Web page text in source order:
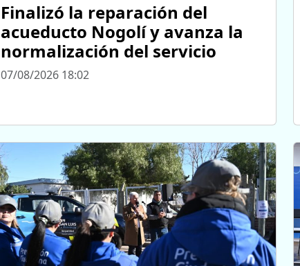
Finalizó la reparación del
acueducto Nogolí y avanza la
normalización del servicio
07/08/2026 18:02